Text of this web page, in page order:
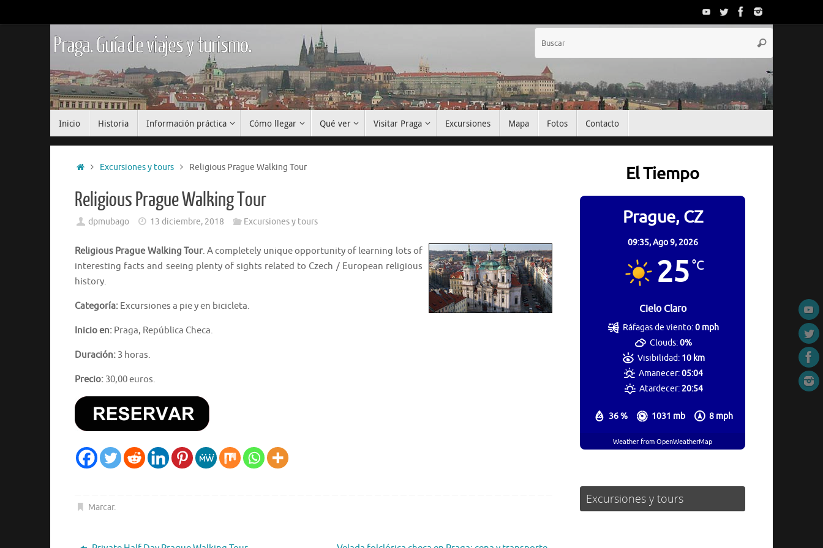
al
Praga. Guía de viajes y turismo. Buscar
Inicio Historia Información práctica Cómo llegar Qué ver Visitar Praga Excursiones Mapa Fotos Contacto
InicioExcursiones y tours Religious Prague Walking Tour
Religious Prague Walking Tour
dpmubago 13 diciembre, 2018 Excursiones y tours
Religious Prague Walking Tour. A completely unique opportunity of learning lots of
interesting facts and seeing plenty of sights related to Czech / European religious
history.
Categoría: Excursiones a pie y en bicicleta.
Inicio en: Praga, República Checa.
Duración: 3 horas.
Precio: 30,00 euros.
Marcar.
El Tiempo
Prague, CZ
09:35,Ago 9, 2026
25°C
Cielo Claro
36 % 1031 mb 8 mph
Ráfagas de viento:0 mph
Clouds:0%
Visibilidad: 10 km
Amanecer:05:04
Atardecer:20:54
Weather from OpenWeatherMap
Excursiones y tours